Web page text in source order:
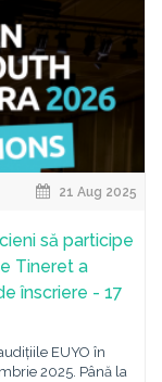
21 Aug 2025
să participe
Tineret a
înscriere - 17
EUYO în
2025. Până la